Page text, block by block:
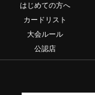
はじめての方へ
カードリスト
大会ルール
公認店